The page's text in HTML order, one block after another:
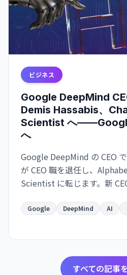
ビジネス
Google DeepMind
Demis Hassabis、
Scientist へ
へ
Google DeepMind の CEO
が CEO 職を退任し、
Scientist に転じます。新
長期展望で分離される大きな
Google DeepMind AI
すべての記事